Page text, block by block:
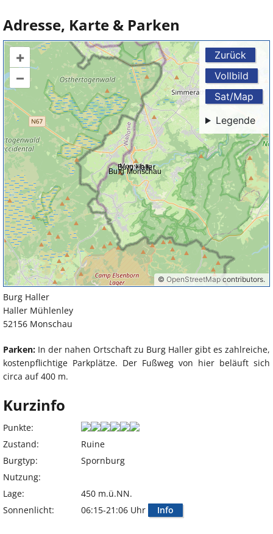
Adresse, Karte & Parken
Burg Haller
Haller Mühlenley
52156 Monschau
Parken: In der nahen Ortschaft zu Burg Haller gibt es zahlreiche,
kostenpflichtige Parkplätze. Der Fußweg von hier beläuft sich
circa auf 400 m.
Kurzinfo
Punkte:
Zustand:
Ruine
Burgtyp:
Spornburg
Nutzung:
Lage:
450 m.ü.NN.
Sonnenlicht:
06:15-21:06 Uhr Info